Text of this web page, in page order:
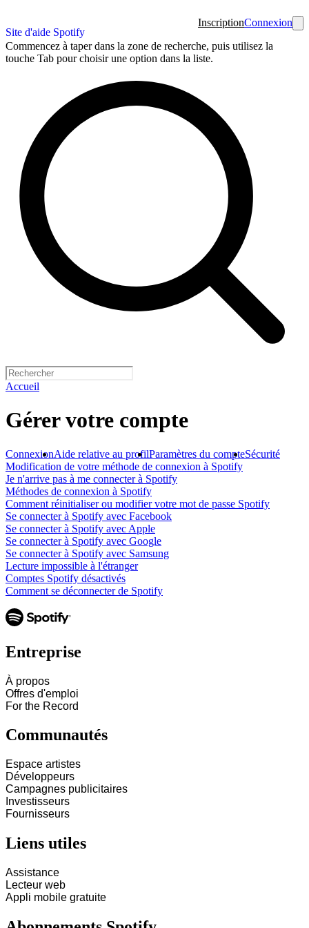
Site d'aide Spotify
InscriptionConnexion
Commencez à taper dans la zone de recherche, puis utilisez la
touche Tab pour choisir une option dans la liste.
Accueil
Gérer votre compte
ConnexionAide relative au profilParamètres du compteSécurité
Modification de votre méthode de connexion à Spotify
Je n'arrive pas à me connecter à Spotify
Méthodes de connexion à Spotify
Comment réinitialiser ou modifier votre mot de passe Spotify
Se connecter à Spotify avec Facebook
Se connecter à Spotify avec Apple
Se connecter à Spotify avec Google
Se connecter à Spotify avec Samsung
Lecture impossible à l'étranger
Comptes Spotify désactivés
Comment se déconnecter de Spotify
Entreprise
À propos
Offres d'emploi
For the Record
Communautés
Espace artistes
Développeurs
Campagnes publicitaires
Investisseurs
Fournisseurs
Liens utiles
Assistance
Lecteur web
Appli mobile gratuite